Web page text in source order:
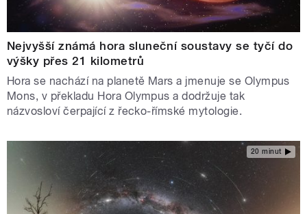
Nejvyšší známá hora sluneční soustavy se tyčí do
výšky přes 21 kilometrů
Hora se nachází na planetě Mars a jmenuje se Olympus
Mons, v překladu Hora Olympus a dodržuje tak
názvosloví čerpající z řecko-římské mytologie.
20 minut